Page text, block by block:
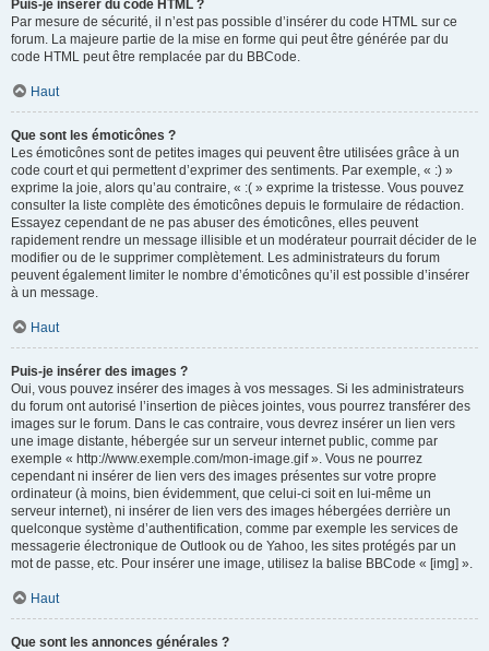
Puis-je insérer du code HTML ?
Par mesure de sécurité, il n’est pas possible d’insérer du code HTML sur ce
forum. La majeure partie de la mise en forme qui peut être générée par du
code HTML peut être remplacée par du BBCode.
Haut
Que sont les émoticônes ?
Les émoticônes sont de petites images qui peuvent être utilisées grâce à un
code court et qui permettent d’exprimer des sentiments. Par exemple, « :) »
exprime la joie, alors qu’au contraire, « :( » exprime la tristesse. Vous pouvez
consulter la liste complète des émoticônes depuis le formulaire de rédaction.
Essayez cependant de ne pas abuser des émoticônes, elles peuvent
rapidement rendre un message illisible et un modérateur pourrait décider de le
modifier ou de le supprimer complètement. Les administrateurs du forum
peuvent également limiter le nombre d’émoticônes qu’il est possible d’insérer
à un message.
Haut
Puis-je insérer des images ?
Oui, vous pouvez insérer des images à vos messages. Si les administrateurs
du forum ont autorisé l’insertion de pièces jointes, vous pourrez transférer des
images sur le forum. Dans le cas contraire, vous devrez insérer un lien vers
une image distante, hébergée sur un serveur internet public, comme par
exemple « http://www.exemple.com/mon-image.gif ». Vous ne pourrez
cependant ni insérer de lien vers des images présentes sur votre propre
ordinateur (à moins, bien évidemment, que celui-ci soit en lui-même un
serveur internet), ni insérer de lien vers des images hébergées derrière un
quelconque système d’authentification, comme par exemple les services de
messagerie électronique de Outlook ou de Yahoo, les sites protégés par un
mot de passe, etc. Pour insérer une image, utilisez la balise BBCode « [img] ».
Haut
Que sont les annonces générales ?